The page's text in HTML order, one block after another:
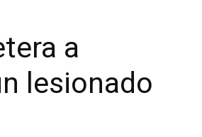
a
lesionado